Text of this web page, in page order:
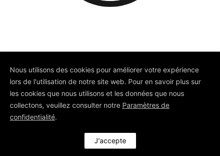
© Depuis 2006KAREDESS- Création
de sites internet à Mulhouse
Nous utilisons des cookies pour améliorer votre expérience
lors de l'utilisation de notre site web. Pour en savoir plus sur
les cookies que nous utilisons et les données que nous
collectons, veuillez consulter notre Paramètres de
confidentialité.
J'accepte